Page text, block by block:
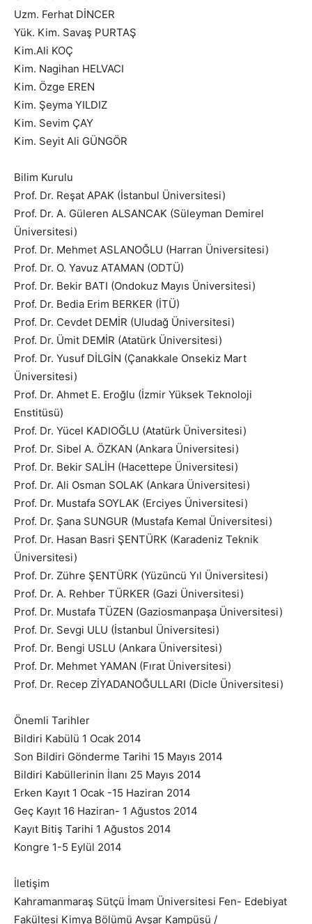
Uzm. Ferhat DİNCER
Yük. Kim. Savaş PURTAŞ
Kim.Ali KOÇ
Kim. Nagihan HELVACI
Kim. Özge EREN
Kim. Şeyma YILDIZ
Kim. Sevim ÇAY
Kim. Seyit Ali GÜNGÖR
Bilim Kurulu
Prof. Dr. Reşat APAK (İstanbul Üniversitesi)
Prof. Dr. A. Güleren ALSANCAK (Süleyman Demirel
Üniversitesi)
Prof. Dr. Mehmet ASLANOĞLU (Harran Üniversitesi)
Prof. Dr. O. Yavuz ATAMAN (ODTÜ)
Prof. Dr. Bekir BATI (Ondokuz Mayıs Üniversitesi)
Prof. Dr. Bedia Erim BERKER (İTÜ)
Prof. Dr. Cevdet DEMİR (Uludağ Üniversitesi)
Prof. Dr. Ümit DEMİR (Atatürk Üniversitesi)
Prof. Dr. Yusuf DİLGİN (Çanakkale Onsekiz Mart
Üniversitesi)
Prof. Dr. Ahmet E. Eroğlu (İzmir Yüksek Teknoloji
Enstitüsü)
Prof. Dr. Yücel KADIOĞLU (Atatürk Üniversitesi)
Prof. Dr. Sibel A. ÖZKAN (Ankara Üniversitesi)
Prof. Dr. Bekir SALİH (Hacettepe Üniversitesi)
Prof. Dr. Ali Osman SOLAK (Ankara Üniversitesi)
Prof. Dr. Mustafa SOYLAK (Erciyes Üniversitesi)
Prof. Dr. Şana SUNGUR (Mustafa Kemal Üniversitesi)
Prof. Dr. Hasan Basri ŞENTÜRK (Karadeniz Teknik
Üniversitesi)
Prof. Dr. Zühre ŞENTÜRK (Yüzüncü Yıl Üniversitesi)
Prof. Dr. A. Rehber TÜRKER (Gazi Üniversitesi)
Prof. Dr. Mustafa TÜZEN (Gaziosmanpaşa Üniversitesi)
Prof. Dr. Sevgi ULU (İstanbul Üniversitesi)
Prof. Dr. Bengi USLU (Ankara Üniversitesi)
Prof. Dr. Mehmet YAMAN (Fırat Üniversitesi)
Prof. Dr. Recep ZİYADANOĞULLARI (Dicle Üniversitesi)
Önemli Tarihler
Bildiri Kabülü 1 Ocak 2014
Son Bildiri Gönderme Tarihi 15 Mayıs 2014
Bildiri Kabüllerinin İlanı 25 Mayıs 2014
Erken Kayıt 1 Ocak -15 Haziran 2014
Geç Kayıt 16 Haziran- 1 Ağustos 2014
Kayıt Bitiş Tarihi 1 Ağustos 2014
Kongre 1-5 Eylül 2014
İletişim
Kahramanmaraş Sütçü İmam Üniversitesi Fen- Edebiyat
Fakültesi Kimya Bölümü Avşar Kampüsü /